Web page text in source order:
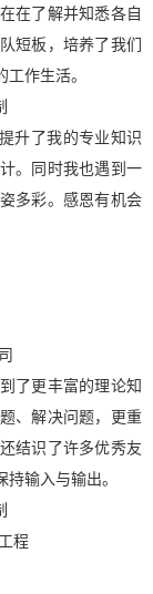
在了解并知悉各自
短板，培养了我们
作生活。
升了我的专业知识
。同时我也遇到一
多彩。感恩有机会
了更丰富的理论知
、解决问题，更重
结识了许多优秀友
输入与输出。
程